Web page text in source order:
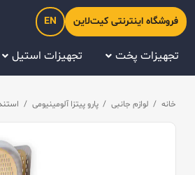
فروشگاه اینترنتی کیت‌لاین EN
تجهیزات پخت تجهیزات استیل
خانه / لوازم جانبی / پارو پیتزا آلومینیومی / استند